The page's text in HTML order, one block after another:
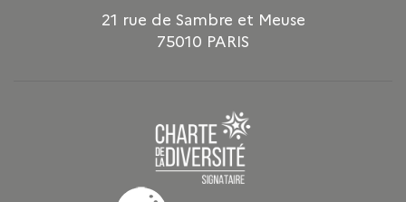
21 rue de Sambre et Meuse
75010 PARIS